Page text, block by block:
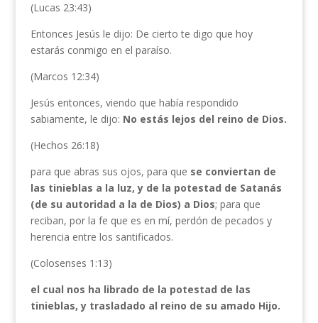
(Lucas 23:43)
Entonces Jesús le dijo: De cierto te digo que hoy
estarás conmigo en el paraíso.
(Marcos 12:34)
Jesús entonces, viendo que había respondido
sabiamente, le dijo: No estás lejos del reino de Dios.
(Hechos 26:18)
para que abras sus ojos, para que se conviertan de
las tinieblas a la luz, y de la potestad de Satanás
(de su autoridad a la de Dios) a Dios; para que
reciban, por la fe que es en mí, perdón de pecados y
herencia entre los santificados.
(Colosenses 1:13)
el cual nos ha librado de la potestad de las
tinieblas, y trasladado al reino de su amado Hijo.